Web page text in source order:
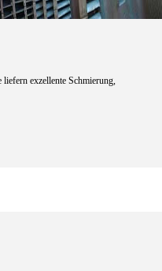
liefern exzellente Schmierung,